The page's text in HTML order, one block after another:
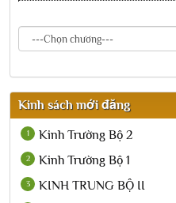
Kinh sách mới đăng
1 Kinh Trường Bộ 2
2 Kinh Trường Bộ 1
3 KINH TRUNG BỘ II